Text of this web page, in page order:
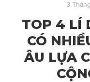
3
TOP 4 LÍ
CÓ
ÂU LỰA